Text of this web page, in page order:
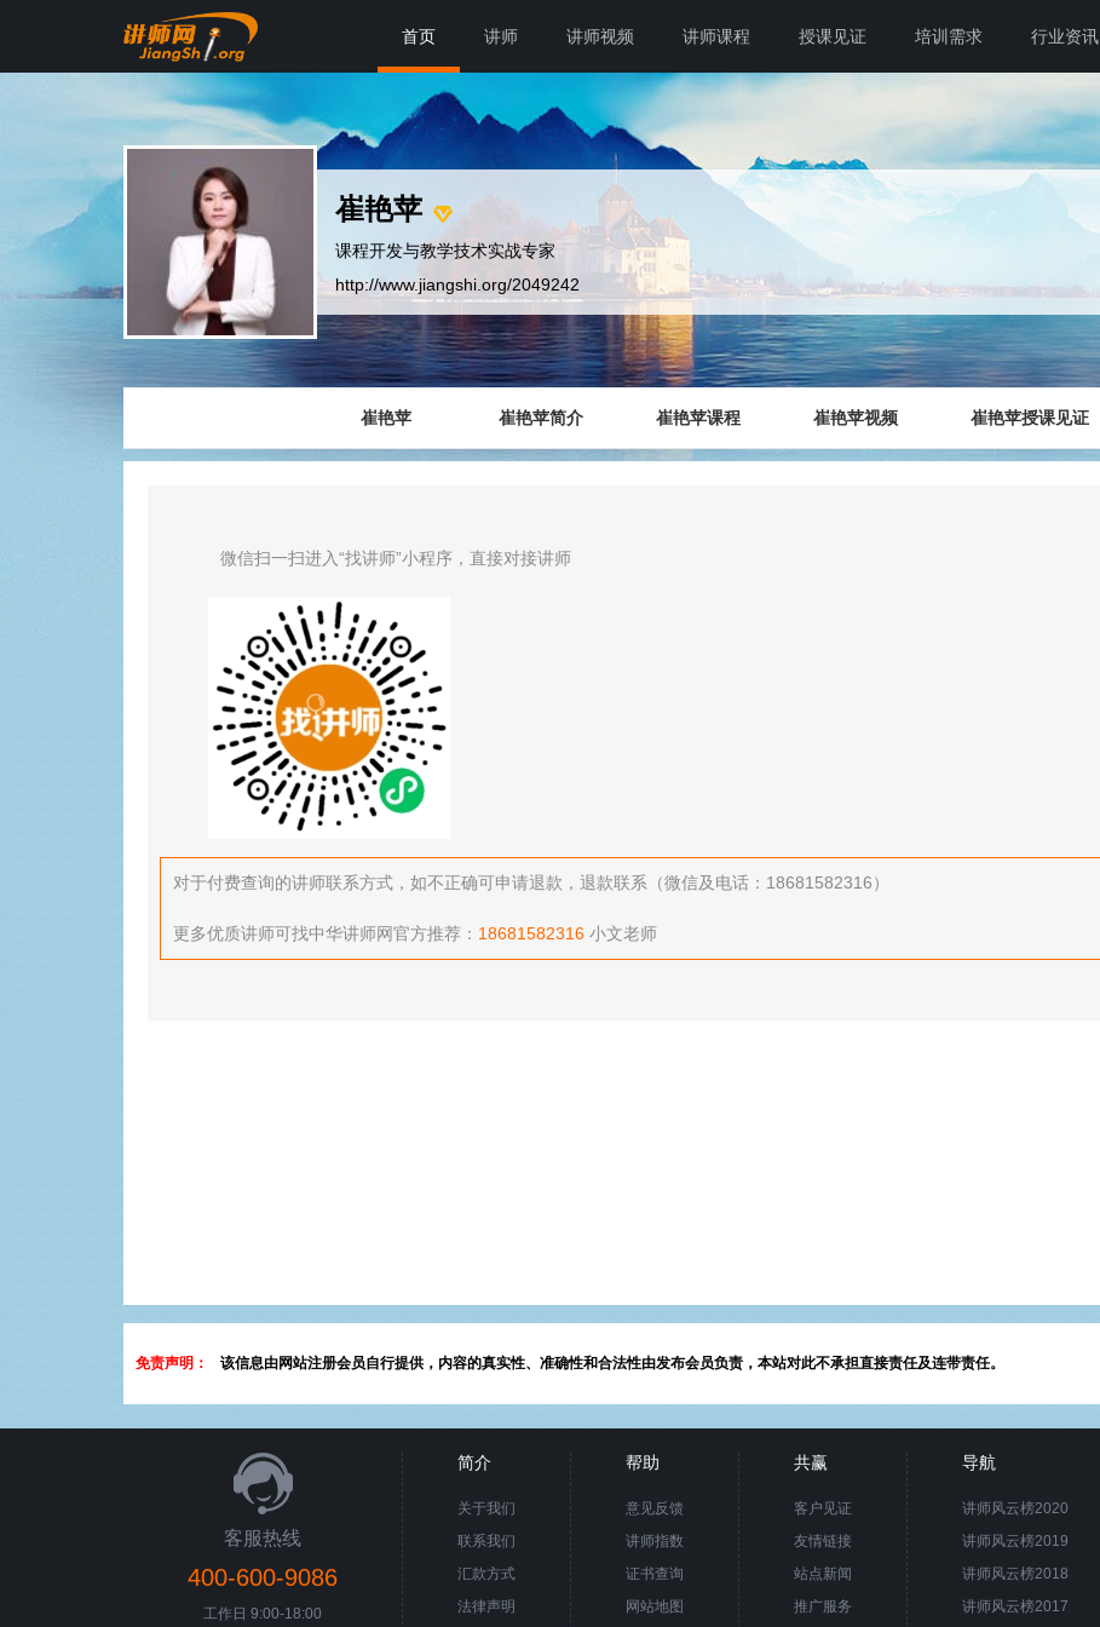
首页 讲师 讲师视频 讲师课程 授课见证 培训需求 行业资讯
崔艳苹
课程开发与教学技术实战专家
http://www.jiangshi.org/2049242
崔艳苹 崔艳苹简介 崔艳苹课程 崔艳苹视频 崔艳苹授课见证
微信扫一扫进入“找讲师”小程序，直接对接讲师
对于付费查询的讲师联系方式，如不正确可申请退款，退款联系（微信及电话：18681582316）
更多优质讲师可找中华讲师网官方推荐： 18681582316 小文老师
免责声明： 该信息由网站注册会员自行提供，内容的真实性、准确性和合法性由发布会员负责，本站对此不承担直接责任及连带责任。
客服热线
400-600-9086
工作日 9:00-18:00
简介
关于我们
联系我们
汇款方式
法律声明
帮助
意见反馈
讲师指数
证书查询
网站地图
共赢
客户见证
友情链接
站点新闻
推广服务
导航
讲师风云榜2020
讲师风云榜2019
讲师风云榜2018
讲师风云榜2017